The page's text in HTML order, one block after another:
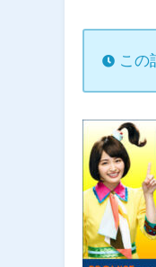
この